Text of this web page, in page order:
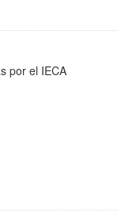
por el IECA